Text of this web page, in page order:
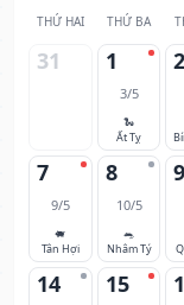
THỨ HAI THỨ BA
31 1
3/5
🐍
Ất Tỵ
2
7
9/5
🐖
Tân Hợi
8
10/5
🐀
Nhâm Tý
9
14 15